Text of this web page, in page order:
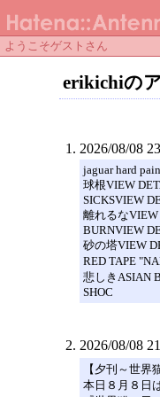
ようこそゲストさん
erikichiの
2026/08/08
jaguar hard
球根VIEW
SICKSVIEW
離れるな
BURNVIEW
砂の塔VIEW
RED TAPE
悲しきASIAN
SHOC
2026/08/08
【夕刊～世界
本日８月８日